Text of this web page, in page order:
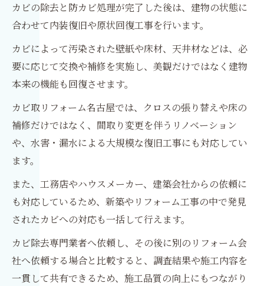
カビの除去と防カビ処理が完了した後は、建物の状態に
合わせて内装復旧や原状回復工事を行います。
カビによって汚染された壁紙や床材、天井材などは、必
要に応じて交換や補修を実施し、美観だけではなく建物
本来の機能も回復させます。
カビ取リフォーム名古屋では、クロスの張り替えや床の
補修だけではなく、間取り変更を伴うリノベーション
や、水害・漏水による大規模な復旧工事にも対応してい
ます。
また、工務店やハウスメーカー、建築会社からの依頼に
も対応しているため、新築やリフォーム工事の中で発見
されたカビへの対応も一括して行えます。
カビ除去専門業者へ依頼し、その後に別のリフォーム会
社へ依頼する場合と比較すると、調査結果や施工内容を
一貫して共有できるため、施工品質の向上にもつながり